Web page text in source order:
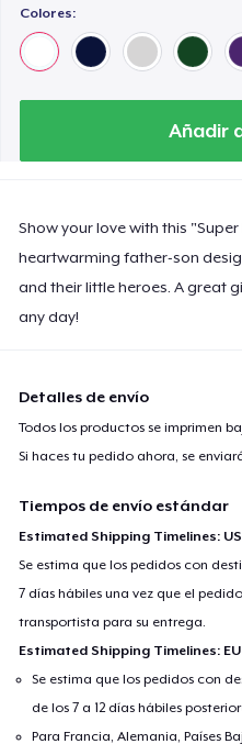
Colores:
Añadir
Show your love with this
heartwarming father-son
and their little heroes. A great
any day!
Detalles de envío
Todos los productos se imprimen
Si haces tu pedido ahora, se
Tiempos de envío estándar
Estimated Shipping Timelines:
Se estima que los pedidos con
7 días hábiles una vez que el
transportista para su entrega.
Estimated Shipping Timelines:
Se estima que los pedidos con
de los 7 a 12 días hábiles
Para Francia, Alemania, Países